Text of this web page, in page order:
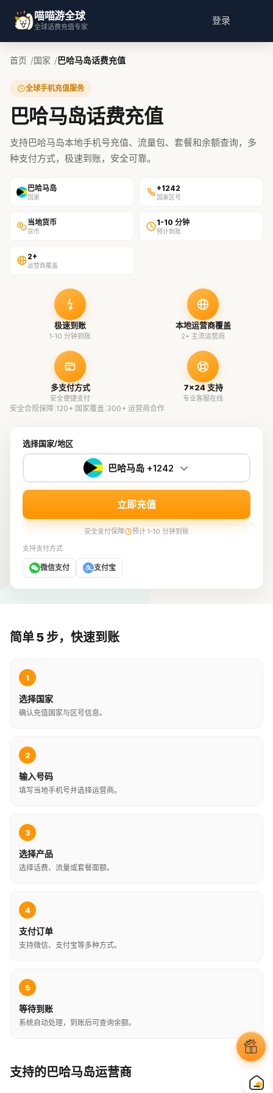
喵喵游全球
全球话费充值专家
登录
首页 国家 巴哈马岛话费充值
全球手机充值服务
巴哈马岛话费充值
支持巴哈马岛本地手机号充值、流量包、套餐和余额查询，多
种支付方式，极速到账，安全可靠。
巴哈马岛
国家
+1242
国家区号
当地货币
货币
1-10 分钟
预计到账
2+
运营商覆盖
极速到账
1-10 分钟到账
本地运营商覆盖
2+ 主流运营商
多支付方式
安全便捷支付
7×24 支持
专业客服在线
安全合规保障 120+ 国家覆盖 300+ 运营商合作
选择国家/地区
巴哈马岛 +1242
立即充值
安全支付保障
预计 1-10 分钟到账
支持支付方式
微信支付 支付宝
简单 5 步，快速到账
1
选择国家
确认充值国家与区号信息。
2
输入号码
填写当地手机号并选择运营商。
3
选择产品
选择话费、流量或套餐面额。
4
支付订单
支持微信、支付宝等多种方式。
5
等待到账
系统自动处理，到账后可查询余额。
支持的巴哈马岛运营商